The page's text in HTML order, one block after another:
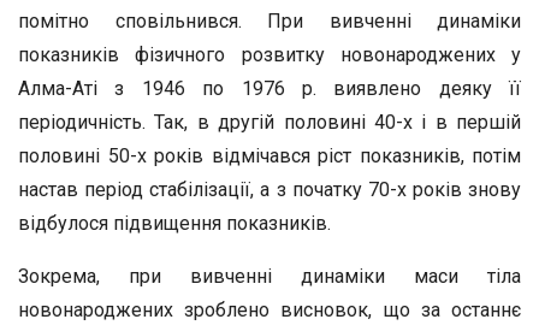
помітно сповільнився. При вивченні динаміки
показників фізичного розвитку новонароджених у
Алма-Аті з 1946 по 1976 р. виявлено деяку її
періодичність. Так, в другій половині 40-х і в першій
половині 50-х років відмічався ріст показників, потім
настав період стабілізації, а з початку 70-х років знову
відбулося підвищення показників.
Зокрема, при вивченні динаміки маси тіла
новонароджених зроблено висновок, що за останнє